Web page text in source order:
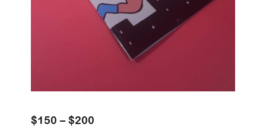
$150 – $200Price